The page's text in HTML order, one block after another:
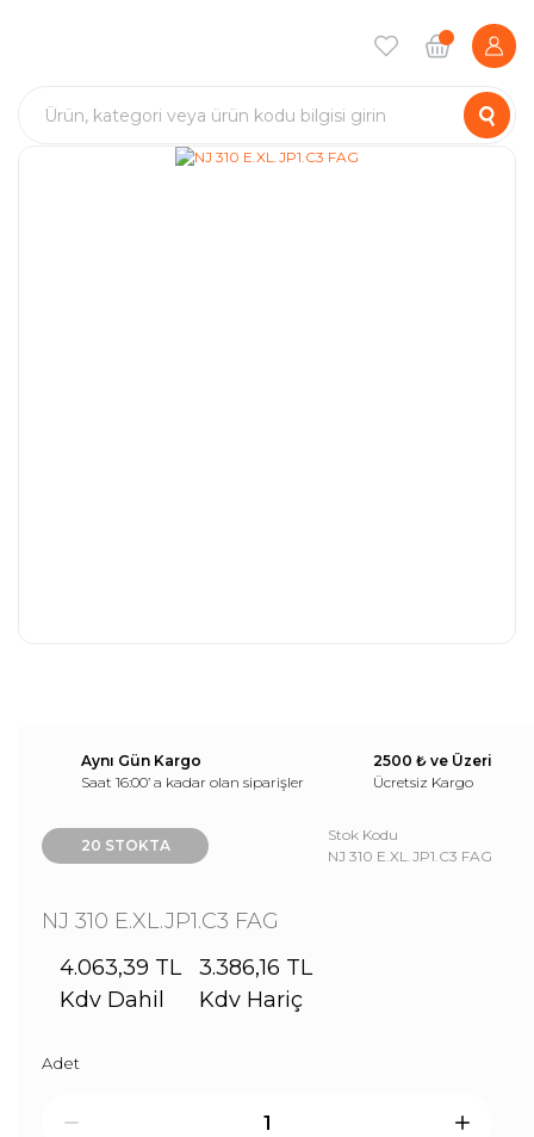
Aynı Gün Kargo
Saat 16:00’ a kadar olan siparişler
2500 ₺ ve Üzeri
Ücretsiz Kargo
20 STOKTA
Stok Kodu
NJ 310 E.XL.JP1.C3 FAG
NJ 310 E.XL.JP1.C3 FAG
4.063,39 TL
Kdv Dahil
3.386,16 TL
Kdv Hariç
Adet